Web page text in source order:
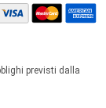
previsti dalla